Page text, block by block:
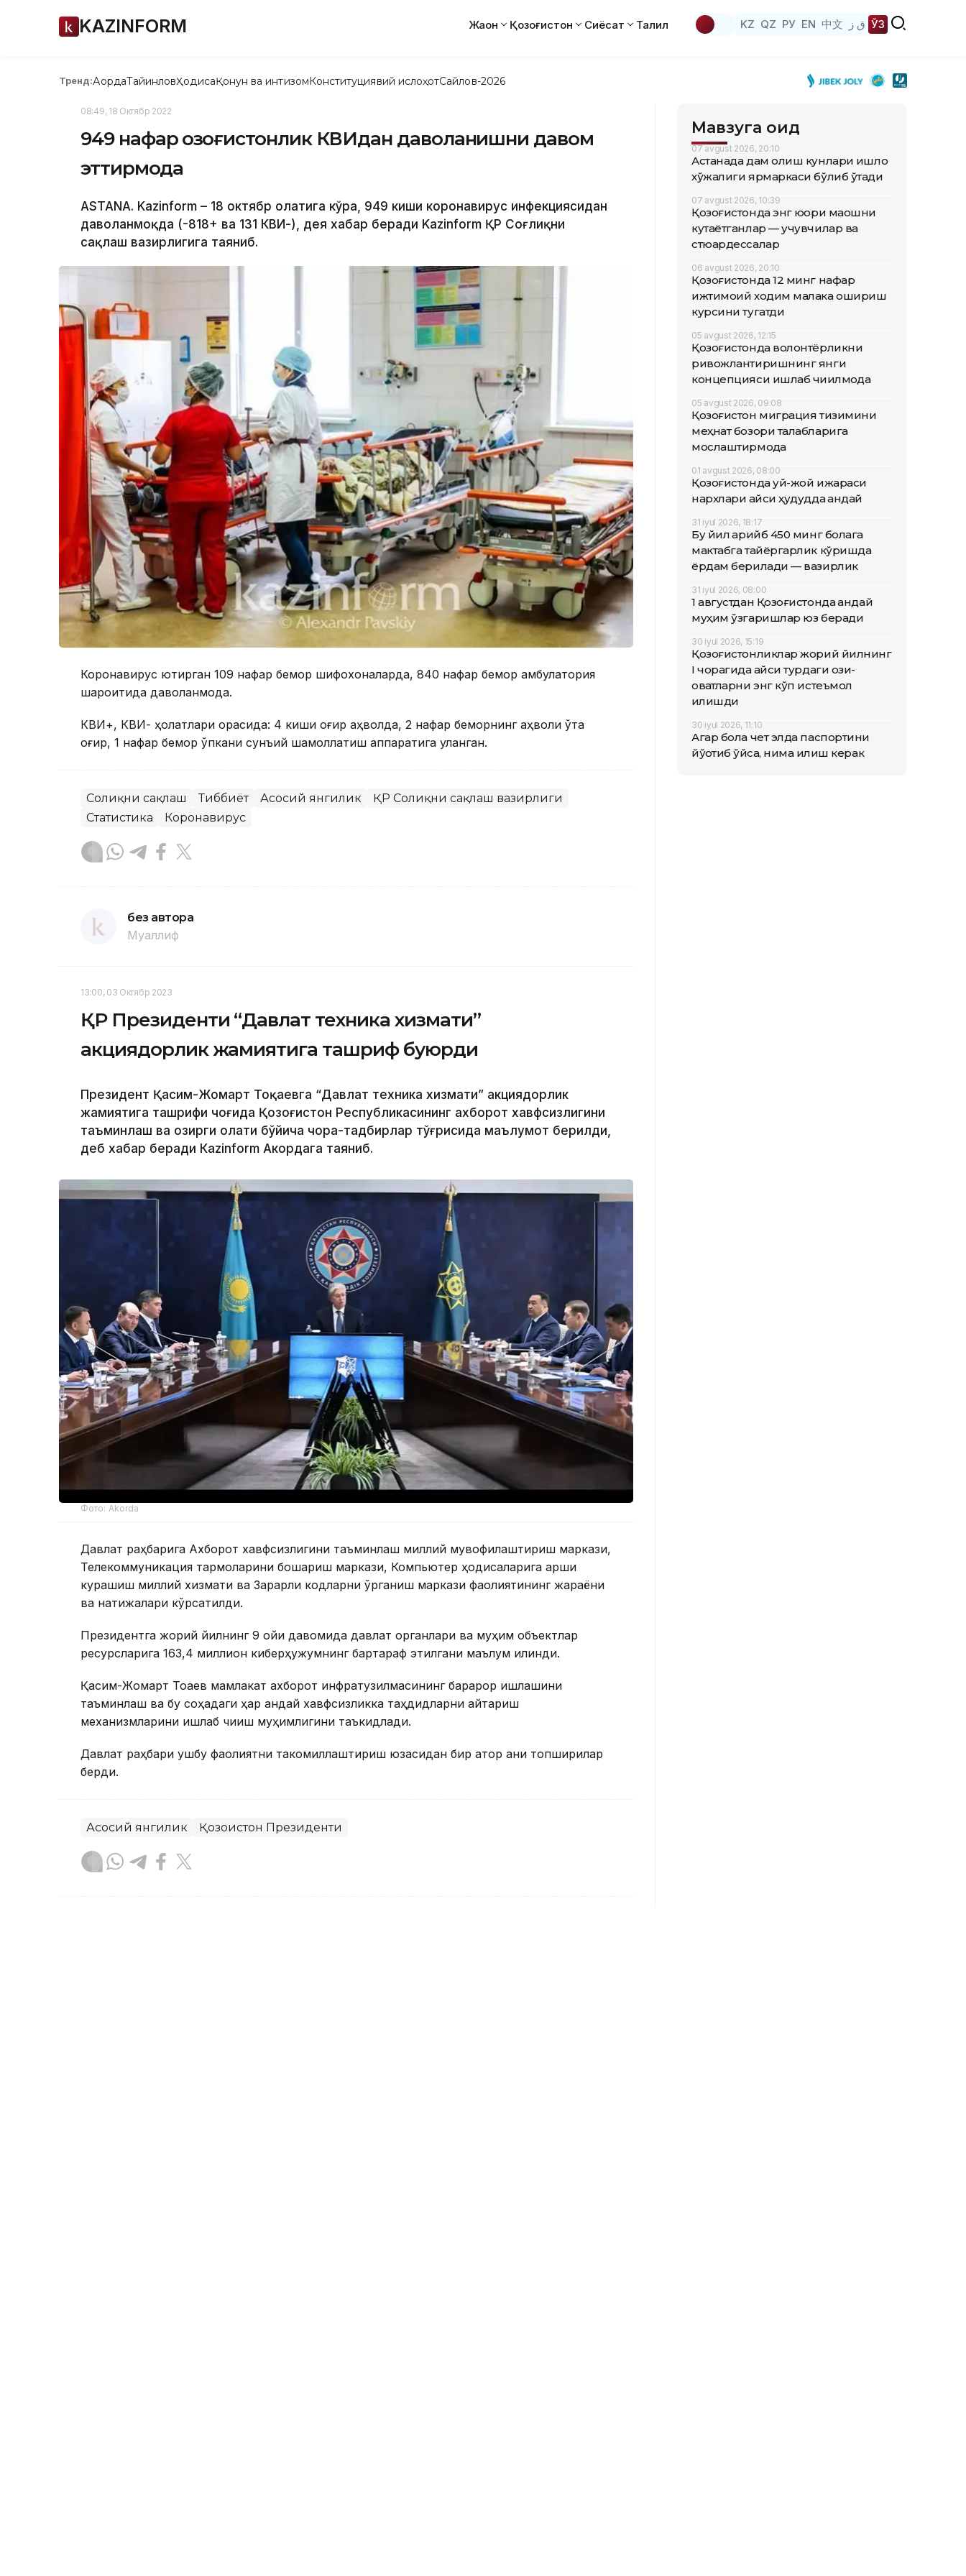
KAZINFORM Жаҳон Қозоғистон Сиёсат Таҳлил KZ QZ РУ EN 中文 ق ز ЎЗ
Тренд:АқордаТайинловҲодисаҚонун ва интизомКонституциявий ислоҳотСайлов-2026
08:49, 18 Октябр 2022
949 нафар қозоғистонлик КВИдан даволанишни давом
эттирмоқда
ASTANA. Kazinform – 18 октябр ҳолатига кўра, 949 киши коронавирус инфекциясидан
даволанмоқда (-818+ ва 131 КВИ-), дея хабар беради Kazinform ҚР Соғлиқни
сақлаш вазирлигига таяниб.
Коронавирус юқтирган 109 нафар бемор шифохоналарда, 840 нафар бемор амбулатория
шароитида даволанмоқда.
КВИ+, КВИ- ҳолатлари орасида: 4 киши оғир аҳволда, 2 нафар беморнинг аҳволи ўта
оғир, 1 нафар бемор ўпкани сунъий шамоллатиш аппаратига уланган.
Соғлиқни сақлаш Тиббиёт Асосий янгилик
ҚР Соғлиқни сақлаш вазирлиги
Статистика
Коронавирус
без автора
Муаллиф
13:00, 03 Октябр 2023
ҚР Президенти “Давлат техника хизмати”
акциядорлик жамиятига ташриф буюрди
Президент Қасим-Жомарт Тоқаевга “Давлат техника хизмати” акциядорлик
жамиятига ташрифи чоғида Қозоғистон Республикасининг ахборот хавфсизлигини
таъминлаш ва ҳозирги ҳолати бўйича чора-тадбирлар тўғрисида маълумот берилди,
деб хабар беради Каzinform Акордага таяниб.
Фото: Akorda
Давлат раҳбарига Ахборот хавфсизлигини таъминлаш миллий мувофиқлаштириш маркази,
Телекоммуникация тармоқларини бошқариш маркази, Компьютер ҳодисаларига қарши
курашиш миллий хизмати ва Зарарли кодларни ўрганиш маркази фаолиятининг жараёни
ва натижалари кўрсатилди.
Президентга жорий йилнинг 9 ойи давомида давлат органлари ва муҳим объектлар
ресурсларига 163,4 миллион киберҳужумнинг бартараф этилгани маълум қилинди.
Қасим-Жомарт Тоқаев мамлакат ахборот инфратузилмасининг барқарор ишлашини
таъминлаш ва бу соҳадаги ҳар қандай хавфсизликка таҳдидларни қайтариш
механизмларини ишлаб чиқиш муҳимлигини таъкидлади.
Давлат раҳбари ушбу фаолиятни такомиллаштириш юзасидан бир қатор аниқ топшириқлар
берди.
Асосий янгилик Қозоғистон Президенти
Мавзуга оид
07 avgust 2026, 20:10
Астанада дам олиш кунлари қишлоқ
хўжалиги ярмаркаси бўлиб ўтади
07 avgust 2026, 10:39
Қозоғистонда энг юқори маошни
кутаётганлар — учувчилар ва
стюардессалар
06 avgust 2026, 20:10
Қозоғистонда 12 минг нафар
ижтимоий ходим малака ошириш
курсини тугатди
05 avgust 2026, 12:15
Қозоғистонда волонтёрликни
ривожлантиришнинг янги
концепцияси ишлаб чиқилмоқда
05 avgust 2026, 09:08
Қозоғистон миграция тизимини
меҳнат бозори талабларига
мослаштирмоқда
01 avgust 2026, 08:00
Қозоғистонда уй-жой ижараси
нархлари қайси ҳудудда қандай
31 iyul 2026, 18:17
Бу йил қарийб 450 минг болага
мактабга тайёргарлик кўришда
ёрдам берилади — вазирлик
31 iyul 2026, 08:00
1 августдан Қозоғистонда қандай
муҳим ўзгаришлар юз беради
30 iyul 2026, 15:19
Қозоғистонликлар жорий йилнинг
I чорагида қайси турдаги озиқ-
овқатларни энг кўп истеъмол
қилишди
30 iyul 2026, 11:10
Агар бола чет элда паспортини
йўқотиб қўйса, нима қилиш керак